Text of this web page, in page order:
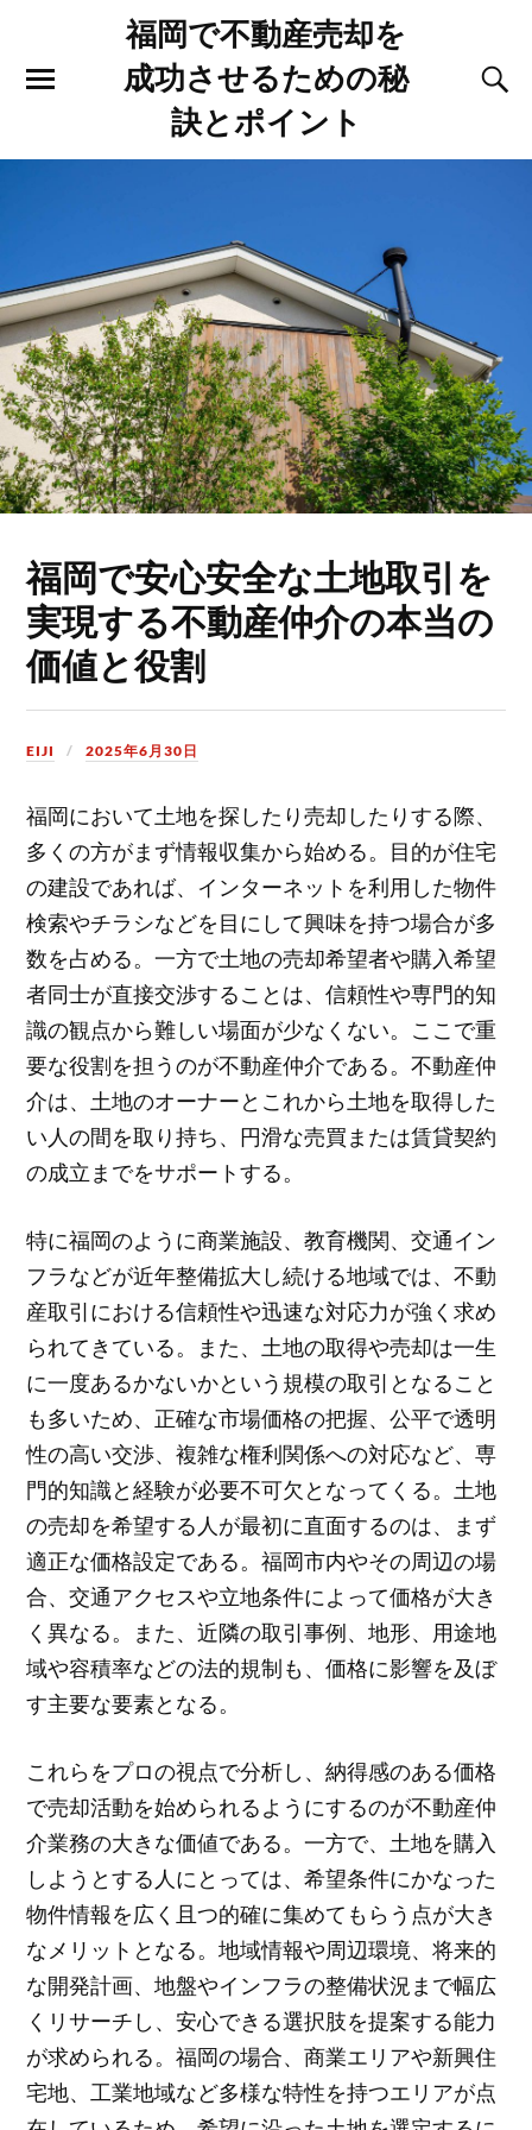
福岡で不動産売却を
成功させるための秘
訣とポイント
福岡で安心安全な土地取引を
実現する不動産仲介の本当の
価値と役割
EIJI 2025年6月30日
福岡において土地を探したり売却したりする際、
多くの方がまず情報収集から始める。 目的が住宅
の建設であれば、インターネットを利用した物件
検索やチラシなどを目にして興味を持つ場合が多
数を占める。一方で土地の売却希望者や購入希望
者同士が直接交渉することは、信頼性や専門的知
識の観点から難しい場面が少なくない。ここで重
要な役割を担うのが不動産仲介である。不動産仲
介は、土地のオーナーとこれから土地を取得した
い人の間を取り持ち、円滑な売買または賃貸契約
の成立までをサポートする。
特に福岡のように商業施設、教育機関、交通イン
フラなどが近年整備拡大し続ける地域では、不動
産取引における信頼性や迅速な対応力が強く求め
られてきている。また、土地の取得や売却は一生
に一度あるかないかという規模の取引となること
も多いため、正確な市場価格の把握、公平で透明
性の高い交渉、複雑な権利関係への対応など、専
門的知識と経験が必要不可欠となってくる。土地
の売却を希望する人が最初に直面するのは、まず
適正な価格設定である。福岡市内やその周辺の場
合、交通アクセスや立地条件によって価格が大き
く異なる。また、近隣の取引事例、地形、用途地
域や容積率などの法的規制も、価格に影響を及ぼ
す主要な要素となる。
これらをプロの視点で分析し、納得感のある価格
で売却活動を始められるようにするのが不動産仲
介業務の大きな価値である。一方で、土地を購入
しようとする人にとっては、希望条件にかなった
物件情報を広く且つ的確に集めてもらう点が大き
なメリットとなる。地域情報や周辺環境、将来的
な開発計画、地盤やインフラの整備状況まで幅広
くリサーチし、安心できる選択肢を提案する能力
が求められる。福岡の場合、商業エリアや新興住
宅地、工業地域など多様な特性を持つエリアが点